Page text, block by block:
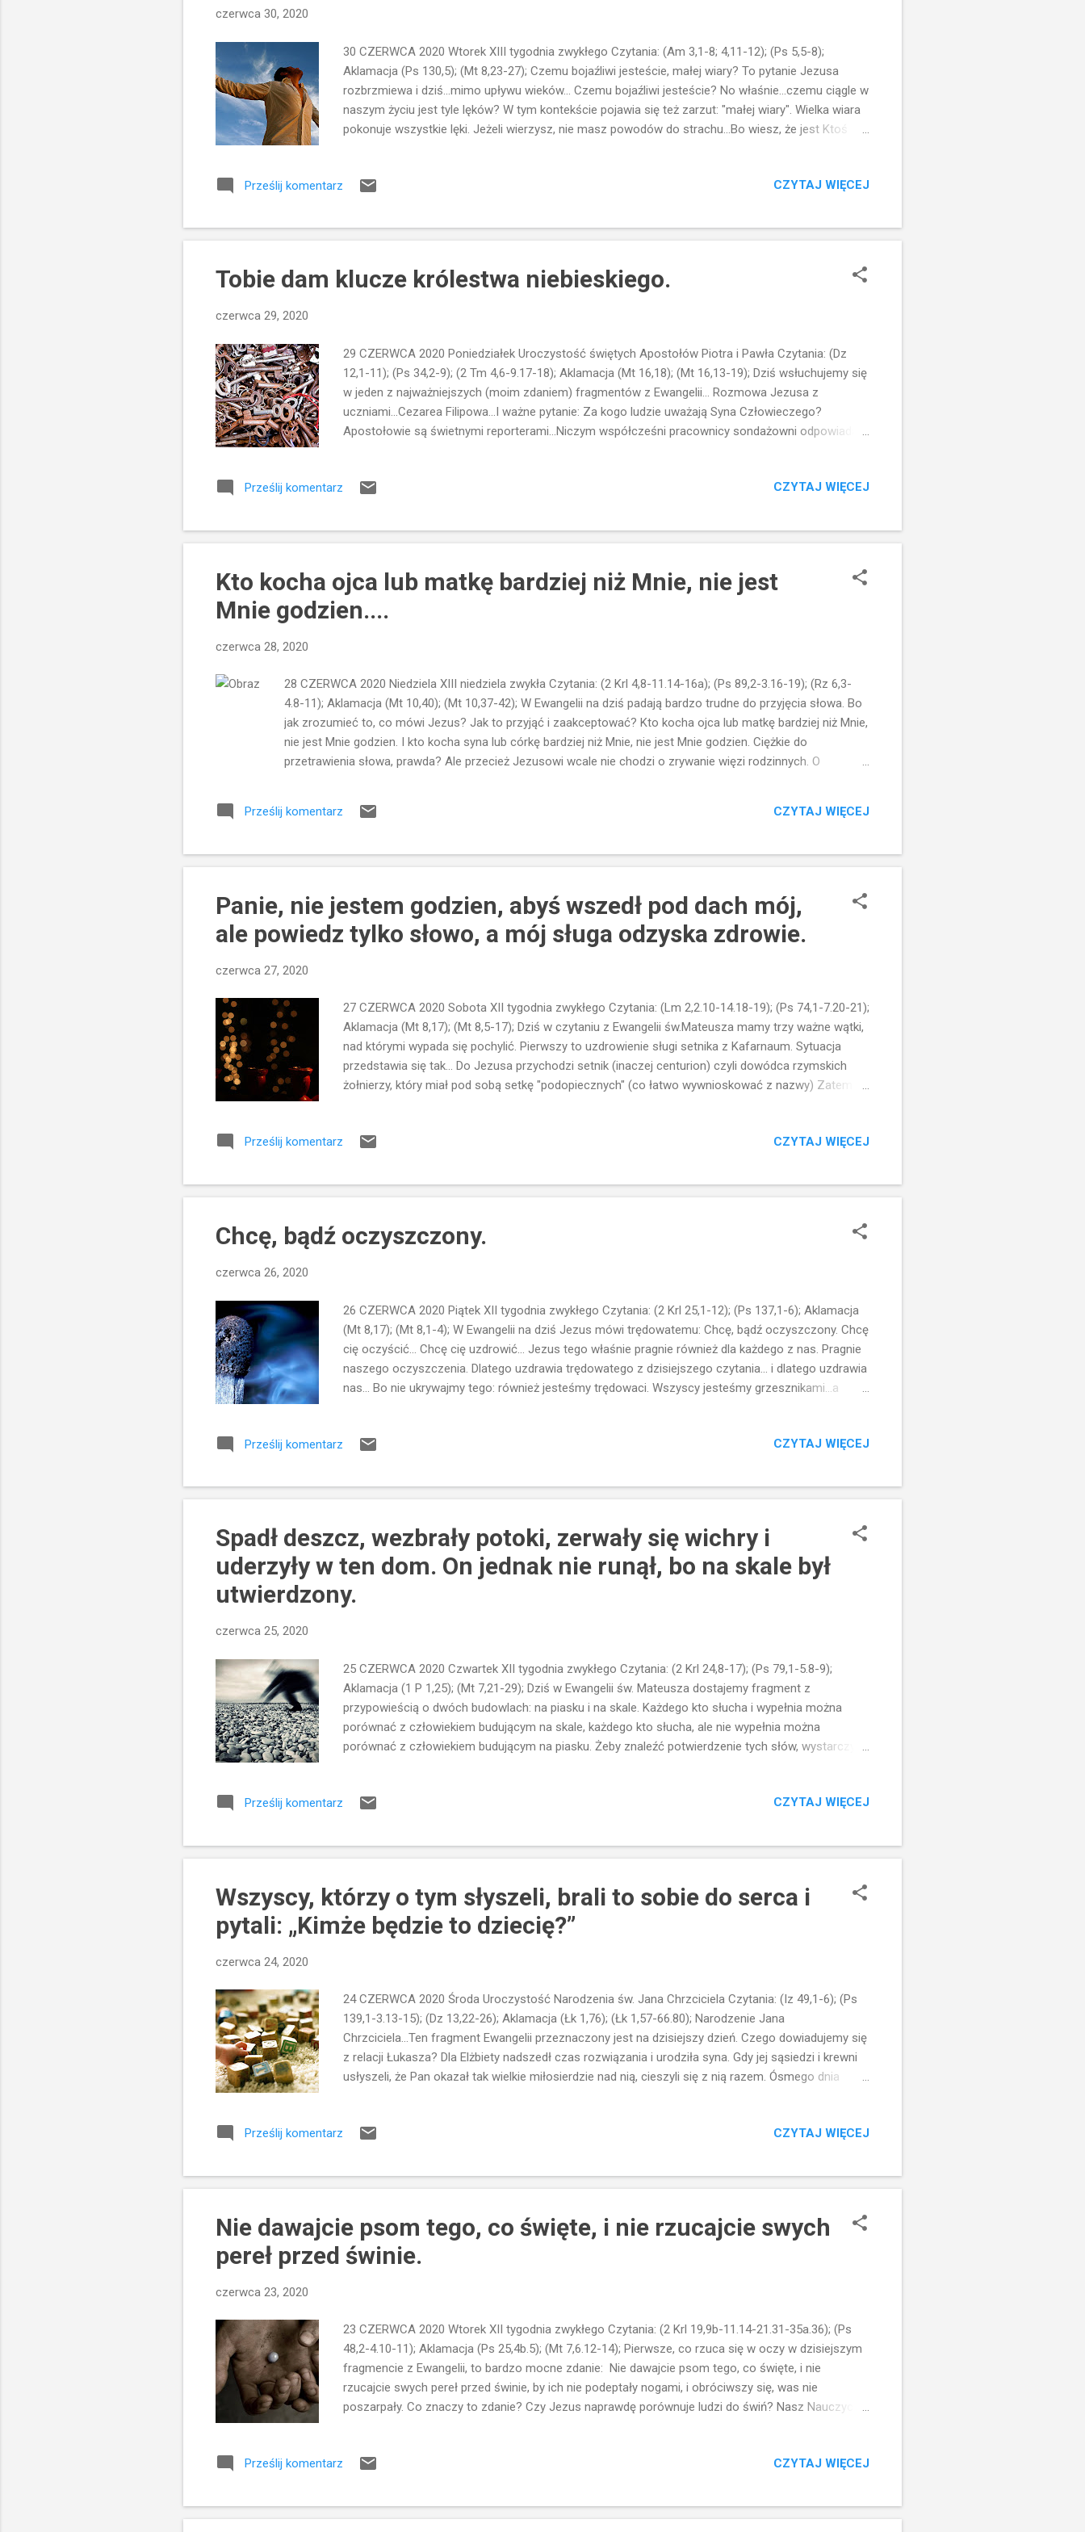
czerwca 30, 2020
30 CZERWCA 2020 Wtorek XIII tygodnia zwykłego Czytania: (Am 3,1-8; 4,11-12); (Ps 5,5-8);
Aklamacja (Ps 130,5); (Mt 8,23-27); Czemu bojaźliwi jesteście, małej wiary? To pytanie Jezusa
rozbrzmiewa i dziś...mimo upływu wieków... Czemu bojaźliwi jesteście? No właśnie...czemu ciągle w
naszym życiu jest tyle lęków? W tym kontekście pojawia się też zarzut: "małej wiary". Wielka wiara
pokonuje wszystkie lęki. Jeżeli wierzysz, nie masz powodów do strachu...Bo wiesz, że jest Ktoś
mamy Jezusa. Prawdę mówiąc cała rzeczywistość większości uczniów kręciła się wokół łodzi i
Przecież Jezus wiele razy nauczał z łodzi...i w czasie podróży przez Ziemię Świętą uczniowie wraz
z Nauczycielem c...
Prześlij komentarz CZYTAJ WIĘCEJ
Tobie dam klucze królestwa niebieskiego.
czerwca 29, 2020
29 CZERWCA 2020 Poniedziałek Uroczystość świętych Apostołów Piotra i Pawła Czytania: (Dz
12,1-11); (Ps 34,2-9); (2 Tm 4,6-9.17-18); Aklamacja (Mt 16,18); (Mt 16,13-19); Dziś wsłuchujemy się
w jeden z najważniejszych (moim zdaniem) fragmentów z Ewangelii... Rozmowa Jezusa z
uczniami...Cezarea Filipowa...I ważne pytanie: Za kogo ludzie uważają Syna Człowieczego?
Apostołowie są świetnymi reporterami...Niczym współcześni pracownicy sondażowni odpowiadają:
dotyczącą ich stopnia zaangażowania religijnego, znajomości prawd wiary itp...I często wielu
statystyki....Jezus jednak nie pyta uczniów "za kogo ludzie mnie uważają?" z czystej ciekawości...To
pytanie jest wstępem do innego pytania...O wiele ważniejszego...A ...
Prześlij komentarz CZYTAJ WIĘCEJ
Kto kocha ojca lub matkę bardziej niż Mnie, nie jest
Mnie godzien....
czerwca 28, 2020
28 CZERWCA 2020 Niedziela XIII niedziela zwykła Czytania: (2 Krl 4,8-11.14-16a); (Ps 89,2-3.16-19); (Rz 6,3-
4.8-11); Aklamacja (Mt 10,40); (Mt 10,37-42); W Ewangelii na dziś padają bardzo trudne do przyjęcia słowa. Bo
jak zrozumieć to, co mówi Jezus? Jak to przyjąć i zaakceptować? Kto kocha ojca lub matkę bardziej niż Mnie,
nie jest Mnie godzien. I kto kocha syna lub córkę bardziej niż Mnie, nie jest Mnie godzien. Ciężkie do
przetrawienia słowa, prawda? Ale przecież Jezusowi wcale nie chodzi o zrywanie więzi rodzinnych. O
rekolekcje i tym podobne, że prawie go nie było w domu. Jestem przekonany, że takiego poświęcenia Jezus
naszych wartości. Bóg zawsze jes...
Prześlij komentarz CZYTAJ WIĘCEJ
Panie, nie jestem godzien, abyś wszedł pod dach mój,
ale powiedz tylko słowo, a mój sługa odzyska zdrowie.
czerwca 27, 2020
27 CZERWCA 2020 Sobota XII tygodnia zwykłego Czytania: (Lm 2,2.10-14.18-19); (Ps 74,1-7.20-21);
Aklamacja (Mt 8,17); (Mt 8,5-17); Dziś w czytaniu z Ewangelii św.Mateusza mamy trzy ważne wątki,
nad którymi wypada się pochylić. Pierwszy to uzdrowienie sługi setnika z Kafarnaum. Sytuacja
przedstawia się tak... Do Jezusa przychodzi setnik (inaczej centurion) czyli dowódca rzymskich
żołnierzy, który miał pod sobą setkę "podopiecznych" (co łatwo wywnioskować z nazwy) Zatem
poganie nie mieli wiele wspólnego z Żydami... Ba... nawet unikali jedni drugich... Jezus zgadza się
słowa...bo i my je powtarzamy...w czasie każdej Eucharystii) Chrystus jest poruszony wiarą
poganina... Daje ...
Prześlij komentarz CZYTAJ WIĘCEJ
Chcę, bądź oczyszczony.
czerwca 26, 2020
26 CZERWCA 2020 Piątek XII tygodnia zwykłego Czytania: (2 Krl 25,1-12); (Ps 137,1-6); Aklamacja
(Mt 8,17); (Mt 8,1-4); W Ewangelii na dziś Jezus mówi trędowatemu: Chcę, bądź oczyszczony. Chcę
cię oczyścić... Chcę cię uzdrowić... Jezus tego właśnie pragnie również dla każdego z nas. Pragnie
naszego oczyszczenia. Dlatego uzdrawia trędowatego z dzisiejszego czytania... i dlatego uzdrawia
nas... Bo nie ukrywajmy tego: również jesteśmy trędowaci. Wszyscy jesteśmy grzesznikami...a
naszymi słabościami, z naszymi nałogami.... z tym, że każdego dnia upadamy? Tylko z Jego
Jezusa mówi coś zaskakującego. Jeśli chcesz, możesz mnie oczyścić... To nie jest ani
rozpaczliwa prośba ani nachalne żebranie o łaskę uzdrow...
Prześlij komentarz CZYTAJ WIĘCEJ
Spadł deszcz, wezbrały potoki, zerwały się wichry i
uderzyły w ten dom. On jednak nie runął, bo na skale był
utwierdzony.
czerwca 25, 2020
25 CZERWCA 2020 Czwartek XII tygodnia zwykłego Czytania: (2 Krl 24,8-17); (Ps 79,1-5.8-9);
Aklamacja (1 P 1,25); (Mt 7,21-29); Dziś w Ewangelii św. Mateusza dostajemy fragment z
przypowieścią o dwóch budowlach: na piasku i na skale. Każdego kto słucha i wypełnia można
porównać z człowiekiem budującym na skale, każdego kto słucha, ale nie wypełnia można
porównać z człowiekiem budującym na piasku. Żeby znaleźć potwierdzenie tych słów, wystarczy
przeciwstawić Bożej Woli, Bożemu Prawu a w życiu całego państwa działy się nieszczęścia. Księgi
upadku tego państwa. Dzisiejszy fragment przybliża wydarzenie, które nazywamy Przesiedleniem
Babilońskim...To była druga z kolei niewola(pierwszą by...
Prześlij komentarz CZYTAJ WIĘCEJ
Wszyscy, którzy o tym słyszeli, brali to sobie do serca i
pytali: „Kimże będzie to dziecię?”
czerwca 24, 2020
24 CZERWCA 2020 Środa Uroczystość Narodzenia św. Jana Chrzciciela Czytania: (Iz 49,1-6); (Ps
139,1-3.13-15); (Dz 13,22-26); Aklamacja (Łk 1,76); (Łk 1,57-66.80); Narodzenie Jana
Chrzciciela...Ten fragment Ewangelii przeznaczony jest na dzisiejszy dzień. Czego dowiadujemy się
z relacji Łukasza? Dla Elżbiety nadszedł czas rozwiązania i urodziła syna. Gdy jej sąsiedzi i krewni
usłyszeli, że Pan okazał tak wielkie miłosierdzie nad nią, cieszyli się z nią razem. Ósmego dnia
Wszyscy krewni chcieli mu nadać imię Zachariasz - po ojcu. To było normalne w tamtych czasach,
rodowych...Stąd zdziwienie wszystkich skąd pomysł by dziecku nadać imię Jan. Niemy Zachariasz
pisze na tabliczce: Jan będzie mu na imię...i odzysku...
Prześlij komentarz CZYTAJ WIĘCEJ
Nie dawajcie psom tego, co święte, i nie rzucajcie swych
pereł przed świnie.
czerwca 23, 2020
23 CZERWCA 2020 Wtorek XII tygodnia zwykłego Czytania: (2 Krl 19,9b-11.14-21.31-35a.36); (Ps
48,2-4.10-11); Aklamacja (Ps 25,4b.5); (Mt 7,6.12-14); Pierwsze, co rzuca się w oczy w dzisiejszym
fragmencie z Ewangelii, to bardzo mocne zdanie: Nie dawajcie psom tego, co święte, i nie
rzucajcie swych pereł przed świnie, by ich nie podeptały nogami, i obróciwszy się, was nie
poszarpały. Co znaczy to zdanie? Czy Jezus naprawdę porównuje ludzi do świń? Nasz Nauczyciel
uczniom, że w czasie misji ewangelizacyjnej, trafią na ludzi, którzy nie przyjmą Dobrej Nowiny. Mało
zagrożenia są bardziej realne niż w czasach Jezusa...a najlepszym przykładem jest to, co dzieje się
w świecie rozrywki i mediów... Ilu artys...
Prześlij komentarz CZYTAJ WIĘCEJ